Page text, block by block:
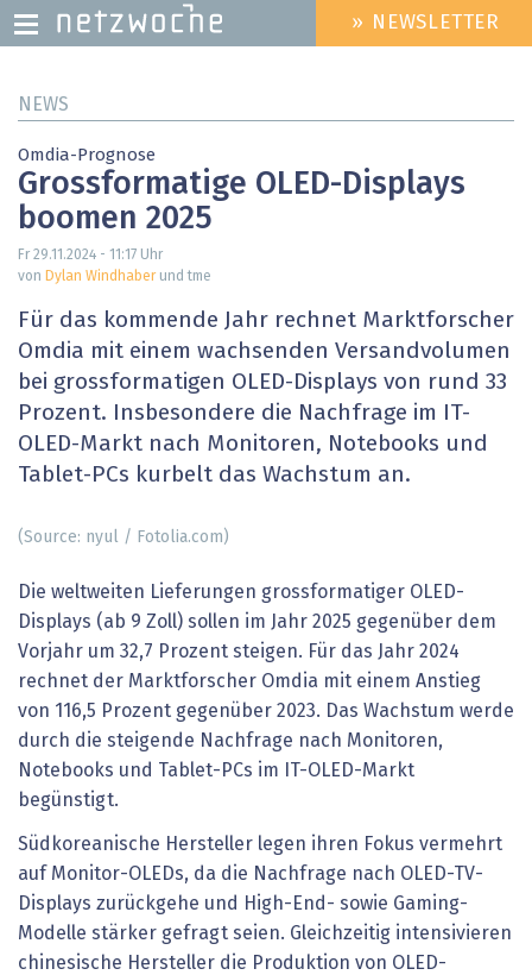
zum
HEADER
MENU
» NEWSLETTER
NEWS
Omdia-Prognose
Grossformatige OLED-Displays
boomen 2025
Fr 29.11.2024 - 11:17 Uhr
von Dylan Windhaberund tme
Für das kommende Jahr rechnet Marktforscher
Omdia mit einem wachsenden Versandvolumen
bei grossformatigen OLED-Displays von rund 33
Prozent. Insbesondere die Nachfrage im IT-
OLED-Markt nach Monitoren, Notebooks und
Tablet-PCs kurbelt das Wachstum an.
(Source: nyul / Fotolia.com)
Die weltweiten Lieferungen grossformatiger OLED-
Displays (ab 9 Zoll) sollen im Jahr 2025 gegenüber dem
Vorjahr um 32,7 Prozent steigen. Für das Jahr 2024
rechnet der Marktforscher Omdia mit einem Anstieg
von 116,5 Prozent gegenüber 2023. Das Wachstum werde
durch die steigende Nachfrage nach Monitoren,
Notebooks und Tablet-PCs im IT-OLED-Markt
begünstigt.
Südkoreanische Hersteller legen ihren Fokus vermehrt
auf Monitor-OLEDs, da die Nachfrage nach OLED-TV-
Displays zurückgehe und High-End- sowie Gaming-
Modelle stärker gefragt seien. Gleichzeitig intensivieren
chinesische Hersteller die Produktion von OLED-